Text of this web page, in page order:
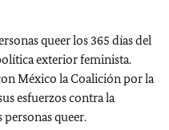
queer los 365 días del
exterior feminista.
México la Coalición por la
esfuerzos contra la
queer.